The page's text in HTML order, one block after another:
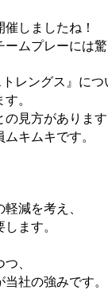
しましたね！
ムプレーには
レングス』に
。
の見方がありま
キムキです。
減を考え、
ます。
、
社の強みです。